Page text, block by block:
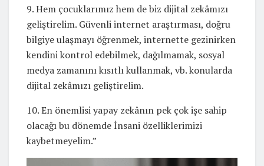
9. Hem çocuklarımız hem de biz dijital zekâmızı
geliştirelim. Güvenli internet araştırması, doğru
bilgiye ulaşmayı öğrenmek, internette gezinirken
kendini kontrol edebilmek, dağılmamak, sosyal
medya zamanını kısıtlı kullanmak, vb. konularda
dijital zekâmızı geliştirelim.
10. En önemlisi yapay zekânın pek çok işe sahip
olacağı bu dönemde İnsani özelliklerimizi
kaybetmeyelim.”